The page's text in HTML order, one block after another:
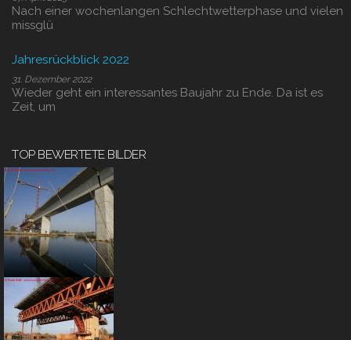
Nach einer wochenlangen Schlechtwetterphase und vielen
missglü
Jahresrückblick 2022
31. Dezember 2022
Wieder geht ein interessantes Baujahr zu Ende. Da ist es
Zeit, um
TOP BEWERTETE BILDER